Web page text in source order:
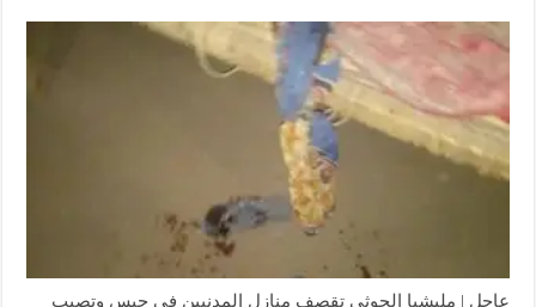
عاجل | مليشيا الحوثي تقصف منازل المدنيين في حيس وتصيب